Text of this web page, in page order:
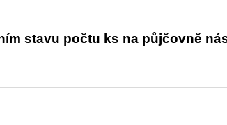
stavu počtu ks na půjčovně